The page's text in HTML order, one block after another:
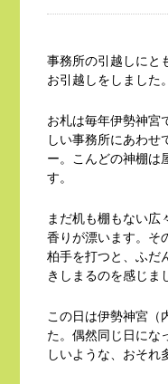
事務所の引越しにと
お引越しをしました。
お札は毎年伊勢神宮
しい事務所にあわせ
ー。こんどの神棚は
す。
まだ机も棚もない広
香りが漂います。そ
柏手を打つと、ふだ
きしまるのを感じま
この日は伊勢神宮（
た。偶然同じ日にな
しいような、おそれ